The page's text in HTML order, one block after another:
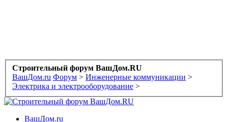
Строительный форум ВашДом.RU
ВашДом.ru Форум > Инженерные коммуникации >
Электрика и электрооборудование >
ВашДом.ru